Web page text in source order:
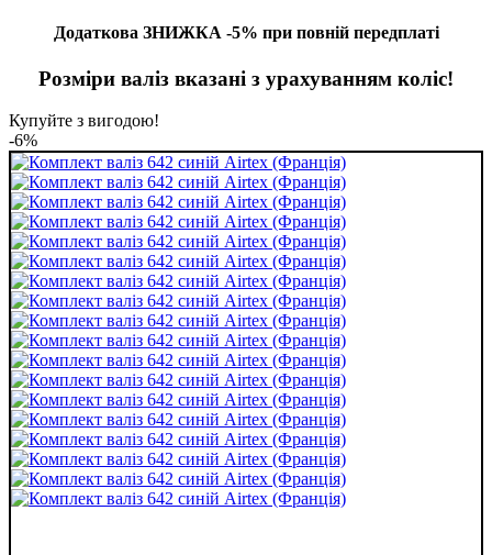
Додаткова ЗНИЖКА -5% при повній передплаті
Розміри валіз вказані з урахуванням коліс!
Купуйте з вигодою!
-6%